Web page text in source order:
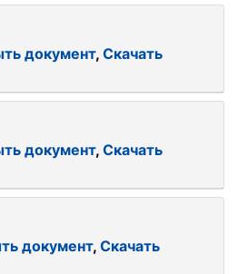
документ, Скачать
документ, Скачать
документ, Скачать